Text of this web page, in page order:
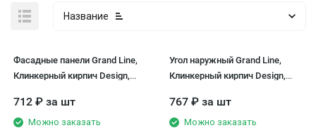
Название
Фасадные панели Grand Line,
Клинкерный кирпич Design,
712 ₽ за шт
Можно заказать
Угол наружный Grand Line,
Клинкерный кирпич Design,
767 ₽ за шт
Можно заказать